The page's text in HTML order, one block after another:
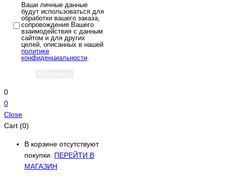
Ваши личные данные
будут использоваться для
обработки вашего заказа,
сопровождения Вашего
взаимодействия с данным
сайтом и для других
целей, описанных в нашей
политике
конфиденциальности
0
0
Close
Cart (0)
В корзине отсутствуют
покупки.
ПЕРЕЙТИ В
МАГАЗИН